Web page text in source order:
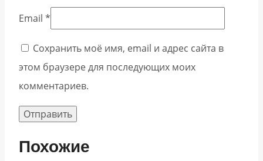
Email *
Сохранить моё имя, email и адрес сайта в
этом браузере для последующих моих
комментариев.
Похожие